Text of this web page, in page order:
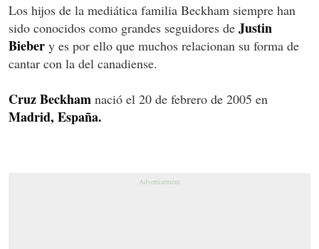
Los hijos de la mediática familia Beckham siempre han
sido conocidos como grandes seguidores de Justin
Bieber y es por ello que muchos relacionan su forma de
cantar con la del canadiense.
Cruz Beckham nació el 20 de febrero de 2005 en
Madrid, España.